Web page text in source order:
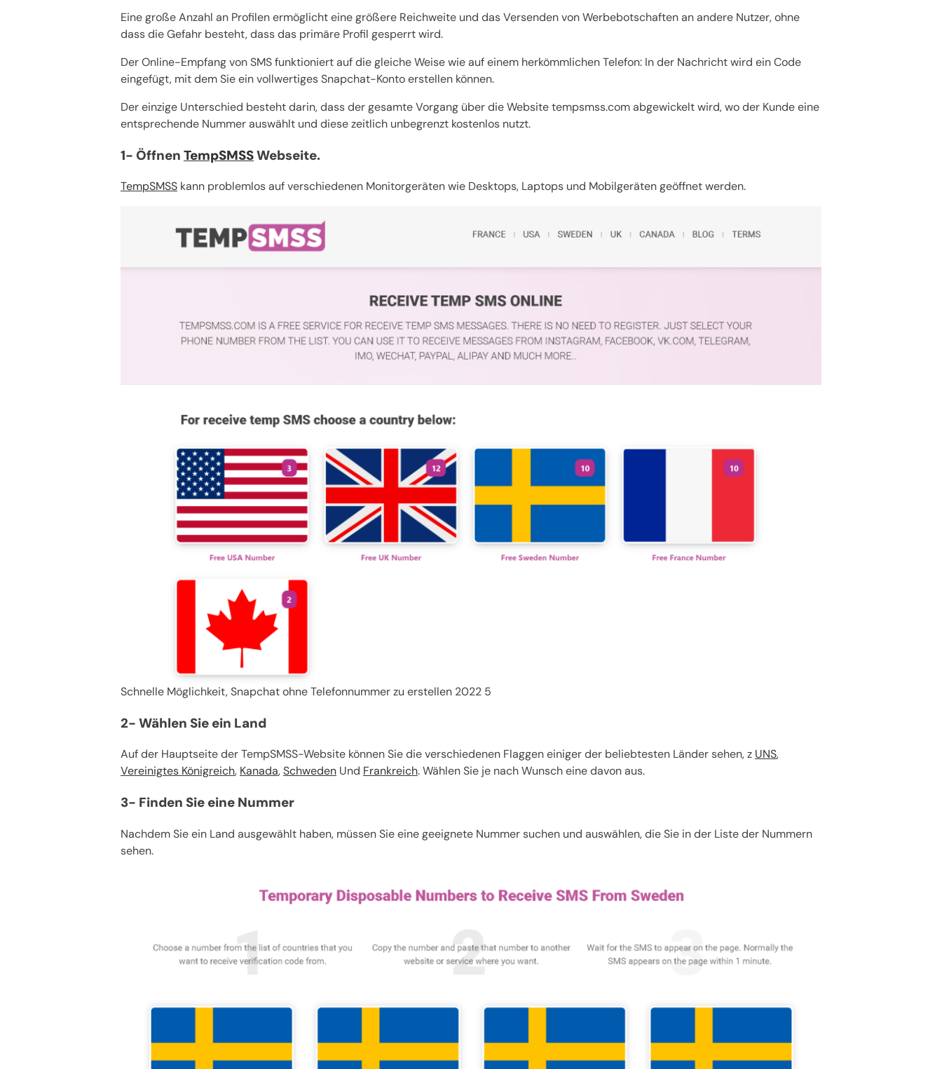
Eine große Anzahl an Profilen ermöglicht eine größere Reichweite und das Versenden von Werbebotschaften an andere Nutzer, ohne
dass die Gefahr besteht, dass das primäre Profil gesperrt wird.
Der Online-Empfang von SMS funktioniert auf die gleiche Weise wie auf einem herkömmlichen Telefon: In der Nachricht wird ein Code
eingefügt, mit dem Sie ein vollwertiges Snapchat-Konto erstellen können.
Der einzige Unterschied besteht darin, dass der gesamte Vorgang über die Website tempsmss.com abgewickelt wird, wo der Kunde eine
entsprechende Nummer auswählt und diese zeitlich unbegrenzt kostenlos nutzt.
1- Öffnen TempSMSSWebseite.
TempSMSS kann problemlos auf verschiedenen Monitorgeräten wie Desktops, Laptops und Mobilgeräten geöffnet werden.
Schnelle Möglichkeit, Snapchat ohne Telefonnummer zu erstellen 2022 5
2- Wählen Sie ein Land
Auf der Hauptseite der TempSMSS-Website können Sie die verschiedenen Flaggen einiger der beliebtesten Länder sehen, z UNS,
Vereinigtes Königreich, Kanada,Schweden Und Frankreich. Wählen Sie je nach Wunsch eine davon aus.
3- Finden Sie eine Nummer
Nachdem Sie ein Land ausgewählt haben, müssen Sie eine geeignete Nummer suchen und auswählen, die Sie in der Liste der Nummern
sehen.